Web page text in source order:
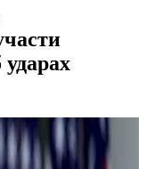
ударах